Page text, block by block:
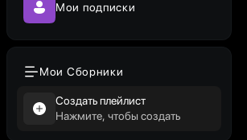
Мои подписки
Мои Сборники
Создать плейлист
Нажмите, чтобы создать